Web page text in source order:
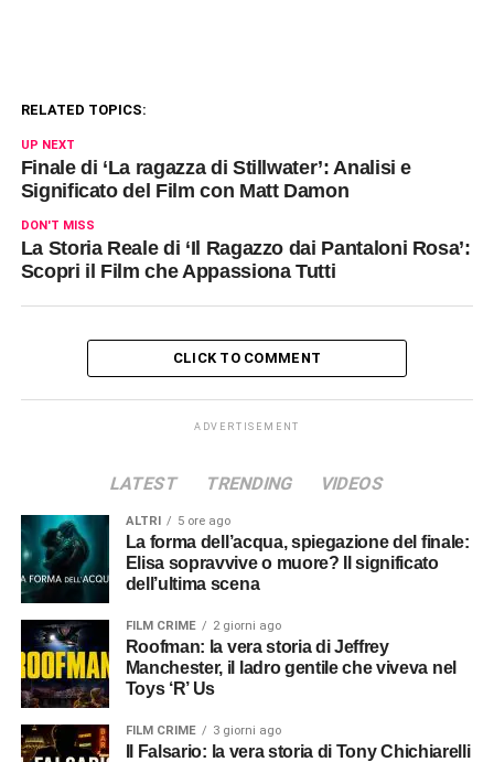
RELATED TOPICS:
UP NEXT
Finale di ‘La ragazza di Stillwater’: Analisi e
Significato del Film con Matt Damon
DON'T MISS
La Storia Reale di ‘Il Ragazzo dai Pantaloni Rosa’:
Scopri il Film che Appassiona Tutti
CLICK TO COMMENT
ADVERTISEMENT
LATEST TRENDING VIDEOS
ALTRI 5 ore ago
La forma dell’acqua, spiegazione del finale:
Elisa sopravvive o muore? Il significato
dell’ultima scena
FILM CRIME 2 giorni ago
Roofman: la vera storia di Jeffrey
Manchester, il ladro gentile che viveva nel
Toys ‘R’ Us
FILM CRIME 3 giorni ago